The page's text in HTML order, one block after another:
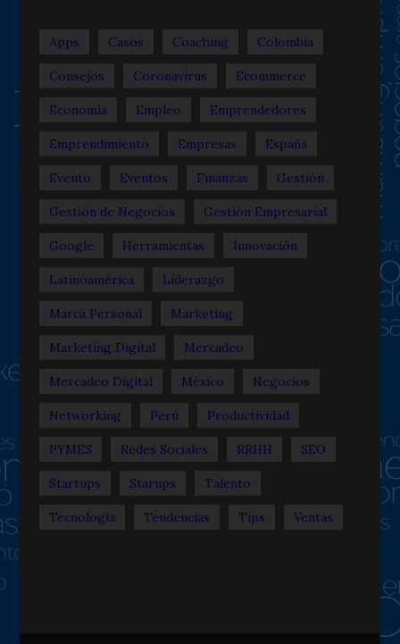
Apps Casos Coaching Colombia
Consejos Coronavirus Ecommerce
Economía Empleo Emprendedores
Emprendimiento Empresas España
Evento Eventos Finanzas Gestión
Gestión de Negocios Gestión Empresarial
Google Herramientas Innovación
Latinoamérica Liderazgo
Marca Personal Marketing
Marketing Digital Mercadeo
Mercadeo Digital México Negocios
Networking Perú Productividad
PYMES Redes Sociales RRHH SEO
Startups Starups Talento
Tecnología Tendencias Tips Ventas